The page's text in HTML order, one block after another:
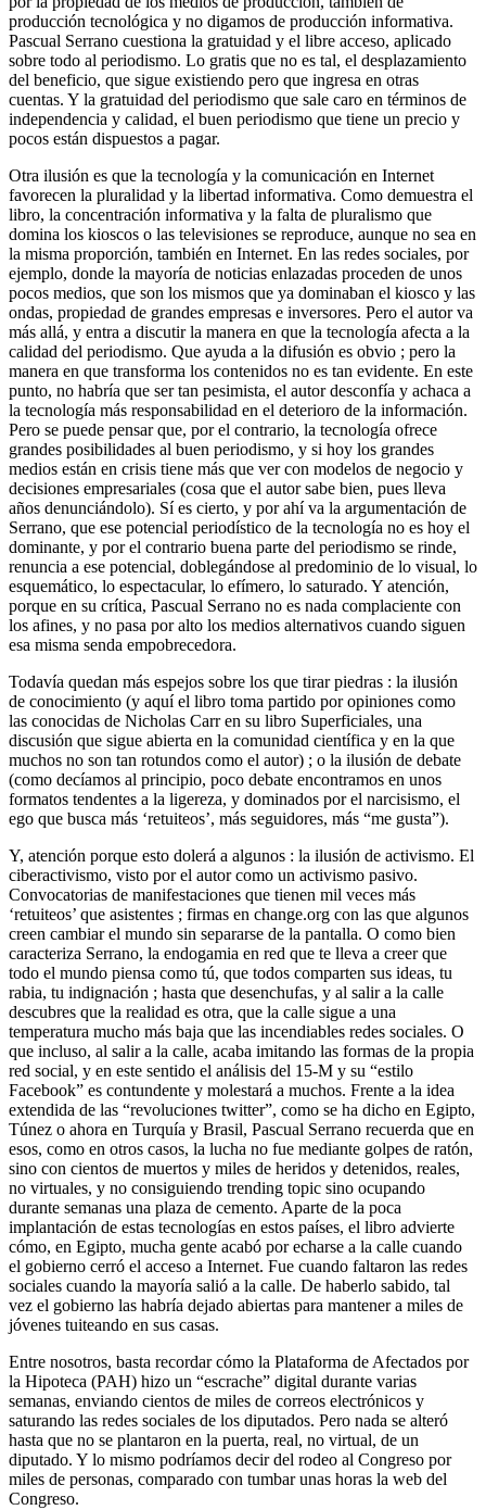
producción tecnológica y no digamos de producción informativa.
Pascual Serrano cuestiona la gratuidad y el libre acceso, aplicado
sobre todo al periodismo. Lo gratis que no es tal, el desplazamiento
del beneficio, que sigue existiendo pero que ingresa en otras
cuentas. Y la gratuidad del periodismo que sale caro en términos de
independencia y calidad, el buen periodismo que tiene un precio y
pocos están dispuestos a pagar.
Otra ilusión es que la tecnología y la comunicación en Internet
favorecen la pluralidad y la libertad informativa. Como demuestra el
libro, la concentración informativa y la falta de pluralismo que
domina los kioscos o las televisiones se reproduce, aunque no sea en
la misma proporción, también en Internet. En las redes sociales, por
ejemplo, donde la mayoría de noticias enlazadas proceden de unos
pocos medios, que son los mismos que ya dominaban el kiosco y las
ondas, propiedad de grandes empresas e inversores. Pero el autor va
más allá, y entra a discutir la manera en que la tecnología afecta a la
calidad del periodismo. Que ayuda a la difusión es obvio ; pero la
manera en que transforma los contenidos no es tan evidente. En este
punto, no habría que ser tan pesimista, el autor desconfía y achaca a
la tecnología más responsabilidad en el deterioro de la información.
Pero se puede pensar que, por el contrario, la tecnología ofrece
grandes posibilidades al buen periodismo, y si hoy los grandes
medios están en crisis tiene más que ver con modelos de negocio y
decisiones empresariales (cosa que el autor sabe bien, pues lleva
años denunciándolo). Sí es cierto, y por ahí va la argumentación de
Serrano, que ese potencial periodístico de la tecnología no es hoy el
dominante, y por el contrario buena parte del periodismo se rinde,
renuncia a ese potencial, doblegándose al predominio de lo visual, lo
esquemático, lo espectacular, lo efímero, lo saturado. Y atención,
porque en su crítica, Pascual Serrano no es nada complaciente con
los afines, y no pasa por alto los medios alternativos cuando siguen
esa misma senda empobrecedora.
Todavía quedan más espejos sobre los que tirar piedras : la ilusión
de conocimiento (y aquí el libro toma partido por opiniones como
las conocidas de Nicholas Carr en su libro Superficiales, una
discusión que sigue abierta en la comunidad científica y en la que
muchos no son tan rotundos como el autor) ; o la ilusión de debate
(como decíamos al principio, poco debate encontramos en unos
formatos tendentes a la ligereza, y dominados por el narcisismo, el
ego que busca más ‘retuiteos’, más seguidores, más “me gusta”).
Y, atención porque esto dolerá a algunos : la ilusión de activismo. El
ciberactivismo, visto por el autor como un activismo pasivo.
Convocatorias de manifestaciones que tienen mil veces más
‘retuiteos’ que asistentes ; firmas en change.org con las que algunos
creen cambiar el mundo sin separarse de la pantalla. O como bien
caracteriza Serrano, la endogamia en red que te lleva a creer que
todo el mundo piensa como tú, que todos comparten sus ideas, tu
rabia, tu indignación ; hasta que desenchufas, y al salir a la calle
descubres que la realidad es otra, que la calle sigue a una
temperatura mucho más baja que las incendiables redes sociales. O
que incluso, al salir a la calle, acaba imitando las formas de la propia
red social, y en este sentido el análisis del 15-M y su “estilo
Facebook” es contundente y molestará a muchos. Frente a la idea
extendida de las “revoluciones twitter”, como se ha dicho en Egipto,
Túnez o ahora en Turquía y Brasil, Pascual Serrano recuerda que en
esos, como en otros casos, la lucha no fue mediante golpes de ratón,
sino con cientos de muertos y miles de heridos y detenidos, reales,
no virtuales, y no consiguiendo trending topic sino ocupando
durante semanas una plaza de cemento. Aparte de la poca
implantación de estas tecnologías en estos países, el libro advierte
cómo, en Egipto, mucha gente acabó por echarse a la calle cuando
el gobierno cerró el acceso a Internet. Fue cuando faltaron las redes
sociales cuando la mayoría salió a la calle. De haberlo sabido, tal
vez el gobierno las habría dejado abiertas para mantener a miles de
jóvenes tuiteando en sus casas.
Entre nosotros, basta recordar cómo la Plataforma de Afectados por
la Hipoteca (PAH) hizo un “escrache” digital durante varias
semanas, enviando cientos de miles de correos electrónicos y
saturando las redes sociales de los diputados. Pero nada se alteró
hasta que no se plantaron en la puerta, real, no virtual, de un
diputado. Y lo mismo podríamos decir del rodeo al Congreso por
miles de personas, comparado con tumbar unas horas la web del
Congreso.